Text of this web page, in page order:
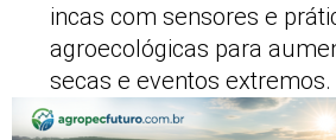
incas com sensores e
agroecológicas para
secas e eventos extremos.